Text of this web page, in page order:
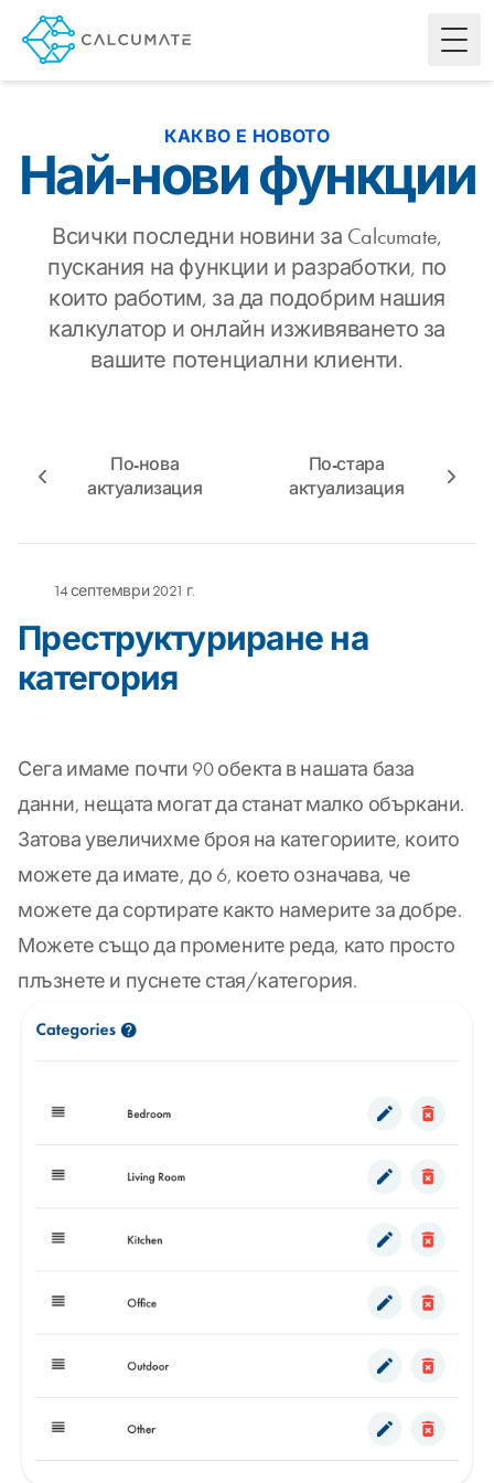
КАКВО Е НОВОТО
Най-нови функции
Всички последни новини за Calcumate,
пускания на функции и разработки, по
които работим, за да подобрим нашия
калкулатор и онлайн изживяването за
вашите потенциални клиенти.
По-нова
актуализация
По-стара
актуализация
14 септември 2021 г.
Преструктуриране на
категория
Сега имаме почти 90 обекта в нашата база
данни, нещата могат да станат малко объркани.
Затова увеличихме броя на категориите, които
можете да имате, до 6, което означава, че
можете да сортирате както намерите за добре.
Можете също да промените реда, като просто
плъзнете и пуснете стая/категория.